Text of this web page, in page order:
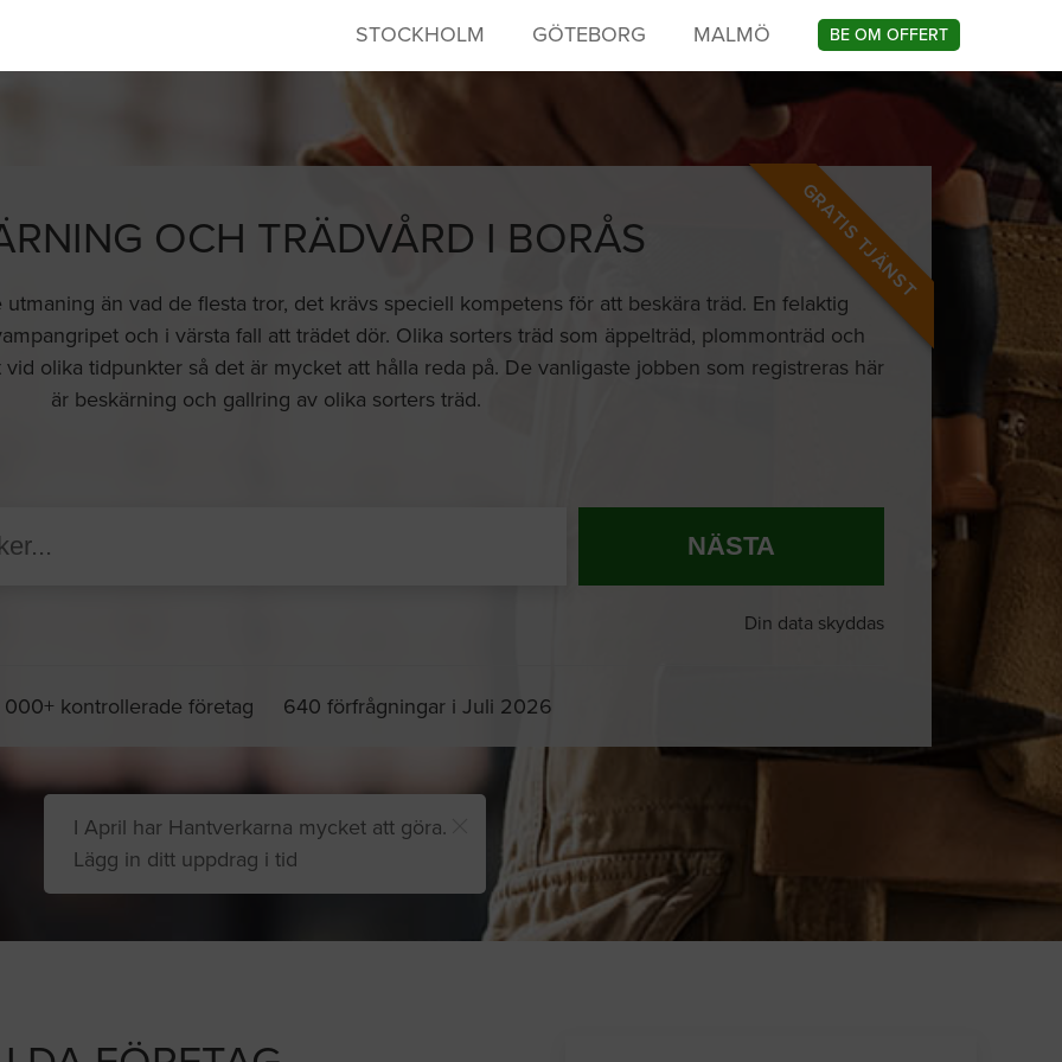
STOCKHOLM GÖTEBORG MALMÖ BE OM OFFERT
GRATIS TJÄNST
OCH TRÄDVÅRD I BORÅS
än vad de flesta tror, det krävs speciell kompetens för att beskära träd. En felaktig
och i värsta fall att trädet dör. Olika sorters träd som äppelträd, plommonträd och
olika tidpunkter så det är mycket att hålla reda på. De vanligaste jobben som registreras här
är beskärning och gallring av olika sorters träd.
NÄSTA
Din data skyddas
000+ kontrollerade företag 640 förfrågningar i Juli 2026
I April har Hantverkarna mycket att göra.
Lägg in ditt uppdrag i tid
Du och
proffshjälp just nu